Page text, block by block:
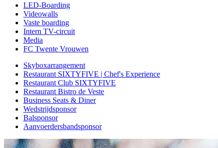
LED-Boarding
Videowalls
Vaste boarding
Intern TV-circuit
Media
FC Twente Vrouwen
Skyboxarrangement
Restaurant SIXTYFIVE | Chef's Experience
Restaurant Club SIXTYFIVE
Restaurant Bistro de Veste
Business Seats & Diner
Wedstrijdsponsor
Balsponsor
Aanvoerdersbandsponsor